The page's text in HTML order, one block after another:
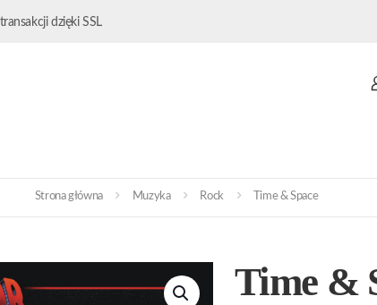
dzięki SSL
Strona główna Muzyka Rock Time & Space
Time &